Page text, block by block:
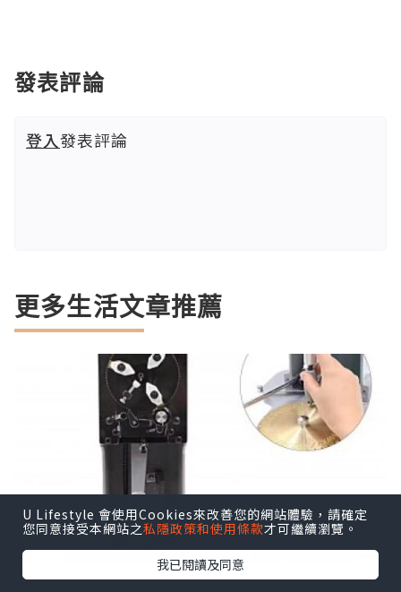
發表評論
登入發表評論
更多生活文章推薦
U Lifestyle 會使用Cookies來改善您的網站體驗，請確定
您同意接受本網站之私隱政策和使用條款才可繼續瀏覽。
我已閱讀及同意